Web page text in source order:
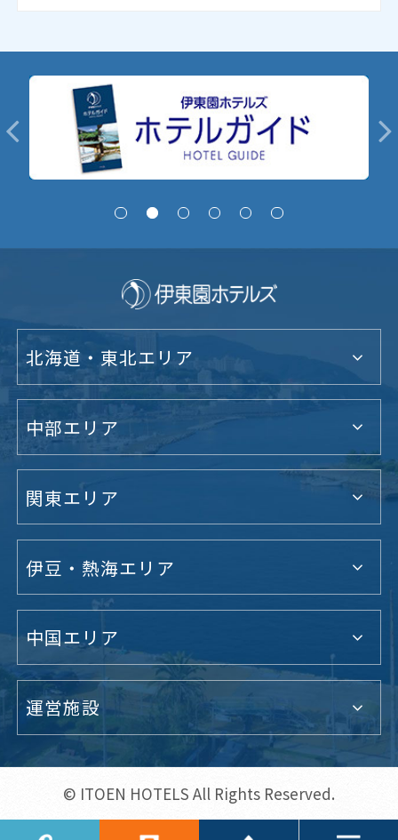
北海道・東北エリア
中部エリア
関東エリア
伊豆・熱海エリア
中国エリア
運営施設
© ITOEN HOTELS All Rights Reserved.